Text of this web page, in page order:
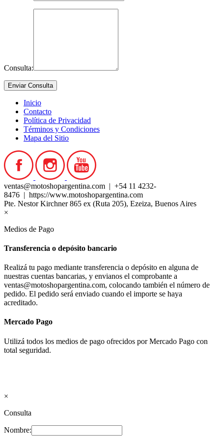
Consulta:
Inicio
Contacto
Política de Privacidad
Términos y Condiciones
Mapa del Sitio
ventas@motoshopargentina.com | +54 11 4232-
8476 | https://www.motoshopargentina.com
Pte. Nestor Kirchner 865 ex (Ruta 205), Ezeiza, Buenos Aires
×
Medios de Pago
Transferencia o depósito bancario
Realizá tu pago mediante transferencia o depósito en alguna de
nuestras cuentas bancarias, y envianos el comprobante a
ventas@motoshopargentina.com, colocando también el número de
pedido. El pedido será enviado cuando el importe se haya
acreditado.
Mercado Pago
Utilizá todos los medios de pago ofrecidos por Mercado Pago con
total seguridad.
×
Consulta
Nombre: